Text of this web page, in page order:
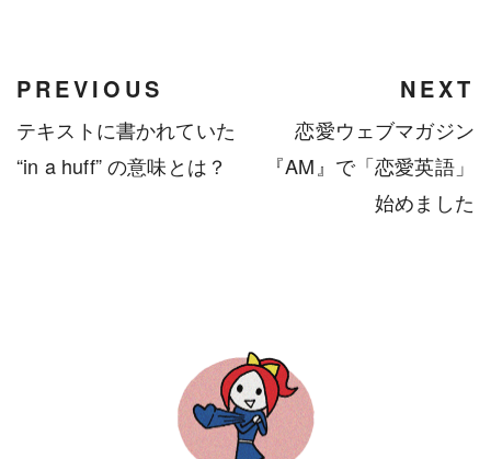
PREVIOUS
テキストに書かれていた
“in a huff” の意味とは？
NEXT
恋愛ウェブマガジン
『AM』で「恋愛英語」
始めました